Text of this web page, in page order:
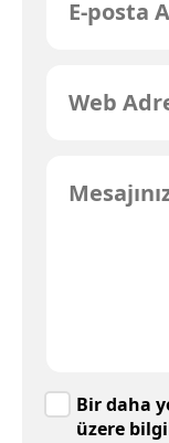
Bir daha
üzere